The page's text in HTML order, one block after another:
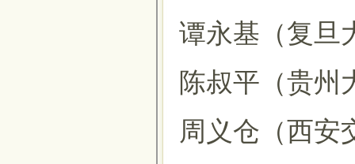
谭永基（复旦
陈叔平（贵州
周义仓（西安